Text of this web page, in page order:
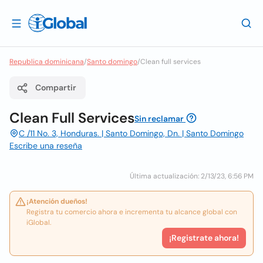
Republica dominicana/Santo domingo/Clean full services
Compartir
Clean Full ServicesSin reclamar
C /11 No. 3, Honduras. | Santo Domingo, Dn. | Santo Domingo
Escribe una reseña
Última actualización: 2/13/23, 6:56 PM
¡Atención dueños!
Registra tu comercio ahora e incrementa tu alcance global con
iGlobal.
¡Registrate ahora!